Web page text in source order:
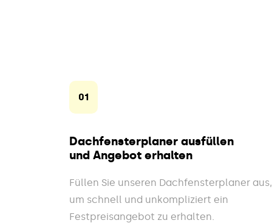
01
Dachfensterplaner ausfüllen
und Angebot erhalten
Füllen Sie unseren Dachfensterplaner aus,
um schnell und unkompliziert ein
Festpreisangebot zu erhalten.